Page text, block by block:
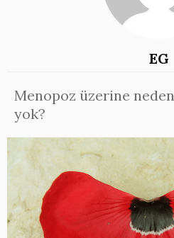
EG
Menopoz üzerine
yok?